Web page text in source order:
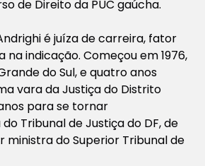
de Direito da PUC gaúcha.
é juíza de carreira, fator
indicação. Começou em 1976,
do Sul, e quatro anos
vara da Justiça do Distrito
para se tornar
Tribunal de Justiça do DF, de
ministra do Superior Tribunal de